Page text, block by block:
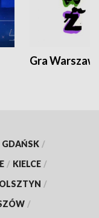
Gra
GDAŃSK /
/ KIELCE /
OLSZTYN /
/